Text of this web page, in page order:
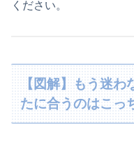
ください。
【図解】もう迷
たに合うのはこっ